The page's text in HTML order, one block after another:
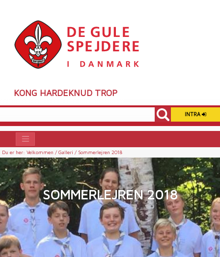
KONG HARDEKNUD TROP
INTRA
Du er her:Velkommen /Galleri / Sommerlejren 2018
SOMMERLEJREN 2018